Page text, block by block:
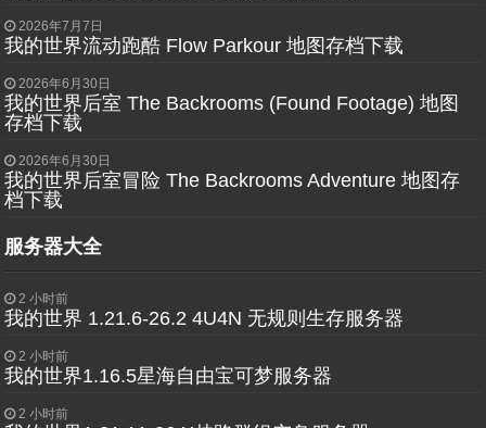
2026年7月7日
我的世界流动跑酷 Flow Parkour 地图存档下载
2026年6月30日
我的世界后室 The Backrooms (Found Footage) 地图
存档下载
2026年6月30日
我的世界后室冒险 The Backrooms Adventure 地图存
档下载
服务器大全
2 小时前
我的世界 1.21.6-26.2 4U4N 无规则生存服务器
2 小时前
我的世界1.16.5星海自由宝可梦服务器
2 小时前